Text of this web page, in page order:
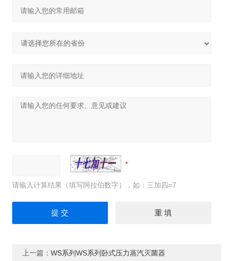
请输入计算结果（填写阿拉伯数字），如：三加四=7
上一篇： WS系列WS系列卧式压力蒸汽灭菌器